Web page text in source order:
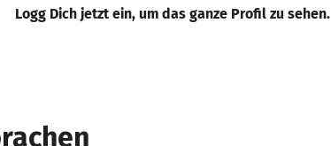
Logg Dich jetzt ein, um das ganze Profil zu sehen.